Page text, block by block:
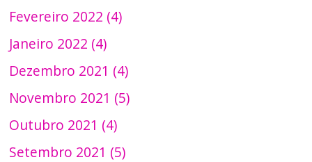
Fevereiro 2022 (4)
Janeiro 2022 (4)
Dezembro 2021 (4)
Novembro 2021 (5)
Outubro 2021 (4)
Setembro 2021 (5)